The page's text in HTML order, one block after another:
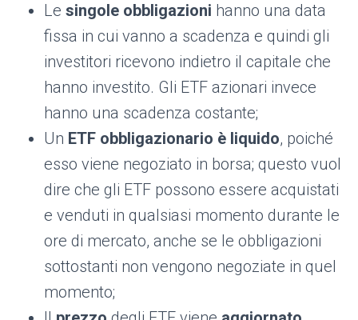
Le singole obbligazioni hanno una data
fissa in cui vanno a scadenza e quindi gli
investitori ricevono indietro il capitale che
hanno investito. Gli ETF azionari invece
hanno una scadenza costante;
Un ETF obbligazionario è liquido, poiché
esso viene negoziato in borsa; questo vuol
dire che gli ETF possono essere acquistati
e venduti in qualsiasi momento durante le
ore di mercato, anche se le obbligazioni
sottostanti non vengono negoziate in quel
momento;